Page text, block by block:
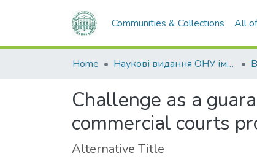
Communities & Collections All
Home Наукові видання ОНУ імені І. І. Мечникова
Сhallenge as a
commercial courts
Alternative Title